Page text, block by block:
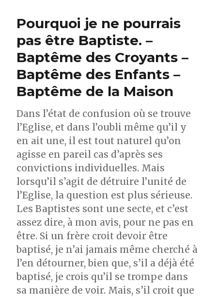
Pourquoi je ne pourrais
pas être Baptiste. –
Baptême des Croyants –
Baptême des Enfants –
Baptême de la Maison
Dans l’état de confusion où se trouve
l’Eglise, et dans l’oubli même qu’il y
en ait une, il est tout naturel qu’on
agisse en pareil cas d’après ses
convictions individuelles. Mais
lorsqu’il s’agit de détruire l’unité de
l’Eglise, la question est plus sérieuse.
Les Baptistes sont une secte, et c’est
assez dire, à mon avis, pour ne pas en
être. Si un frère croit devoir être
baptisé, je n’ai jamais même cherché à
l’en détourner, bien que, s’il a déjà été
baptisé, je crois qu’il se trompe dans
sa manière de voir. Mais, s’il croit que